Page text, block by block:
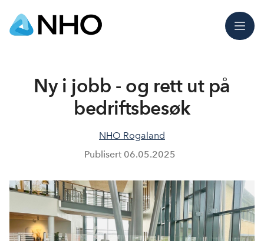
Meny
Ny i jobb - og rett ut på
bedriftsbesøk
NHO Rogaland
Publisert 06.05.2025